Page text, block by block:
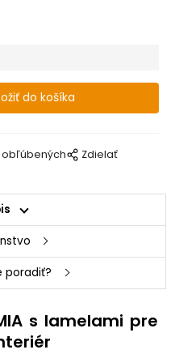
Zdielať
poradiť?
s lamelami pre